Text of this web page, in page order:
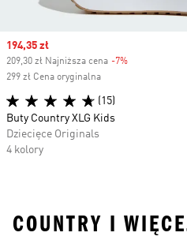
Sale price
194,35 zł
209,30 zł Najniższa cena -7%
299 zł Cena oryginalna
(15)
Buty Country XLG Kids
Dziecięce Originals
4 kolory
COUNTRY I